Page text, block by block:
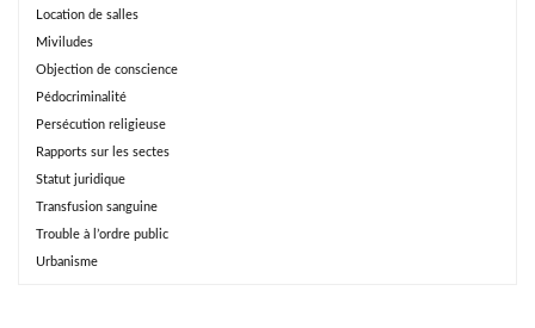
Location de salles
Miviludes
Objection de conscience
Pédocriminalité
Persécution religieuse
Rapports sur les sectes
Statut juridique
Transfusion sanguine
Trouble à l’ordre public
Urbanisme